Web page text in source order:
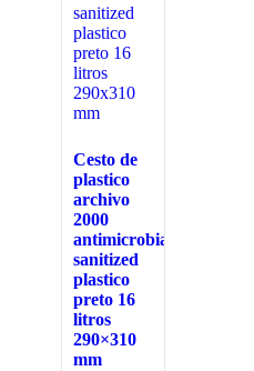
Cesto de
plastico
archivo
2000
antimicrobiana
sanitized
plastico
preto 16
litros
290×310
mm